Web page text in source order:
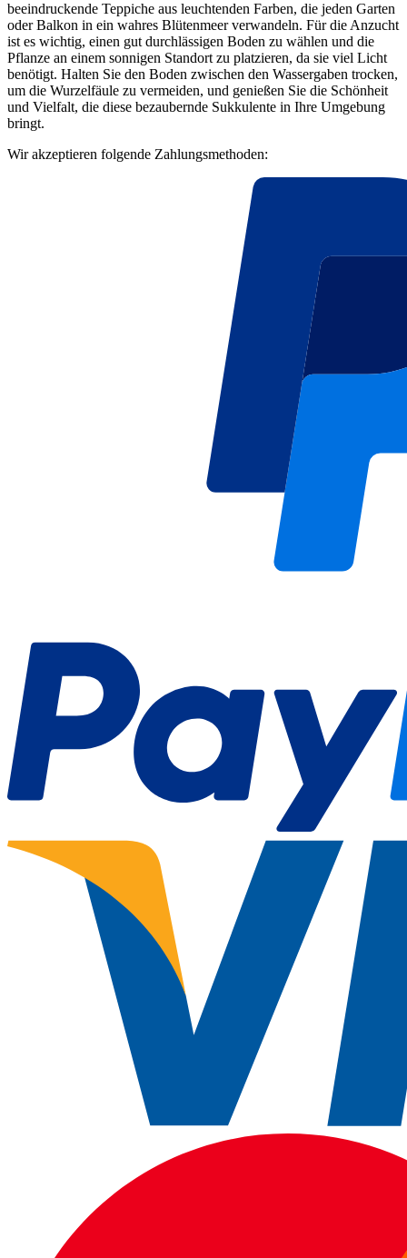
beeindruckende Teppiche aus leuchtenden Farben, die jeden Garten
oder Balkon in ein wahres Blütenmeer verwandeln. Für die Anzucht
ist es wichtig, einen gut durchlässigen Boden zu wählen und die
Pflanze an einem sonnigen Standort zu platzieren, da sie viel Licht
benötigt. Halten Sie den Boden zwischen den Wassergaben trocken,
um die Wurzelfäule zu vermeiden, und genießen Sie die Schönheit
und Vielfalt, die diese bezaubernde Sukkulente in Ihre Umgebung
bringt.
Wir akzeptieren folgende Zahlungsmethoden: